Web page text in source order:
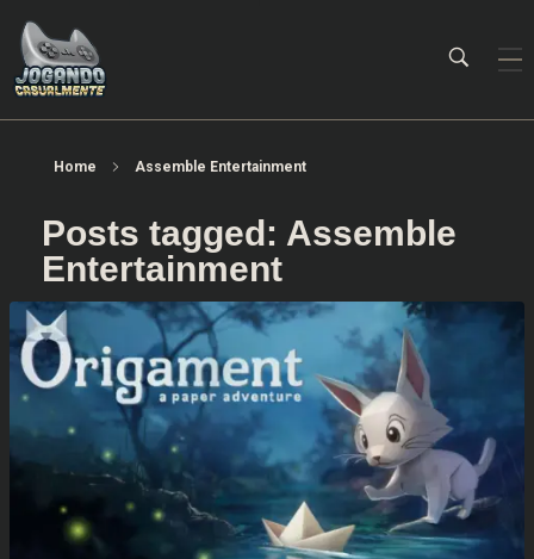
Home Assemble Entertainment
Posts tagged: Assemble
Entertainment